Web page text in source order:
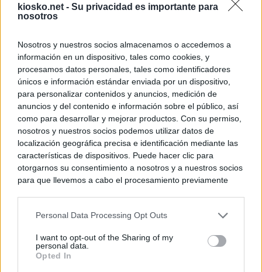
kiosko.net - Su privacidad es importante para
nosotros
Nosotros y nuestros socios almacenamos o accedemos a
información en un dispositivo, tales como cookies, y
procesamos datos personales, tales como identificadores
únicos e información estándar enviada por un dispositivo,
para personalizar contenidos y anuncios, medición de
anuncios y del contenido e información sobre el público, así
como para desarrollar y mejorar productos. Con su permiso,
nosotros y nuestros socios podemos utilizar datos de
localización geográfica precisa e identificación mediante las
características de dispositivos. Puede hacer clic para
otorgarnos su consentimiento a nosotros y a nuestros socios
para que llevemos a cabo el procesamiento previamente
negar su consentimiento. Tenga en cuenta que algún
de su consentimiento, pero usted tiene el derecho de
rechazar tal procesamiento. Sus preferencias se aplicarán
Personal Data Processing Opt Outs
I want to opt-out of the Sharing of my
personal data.
Opted In